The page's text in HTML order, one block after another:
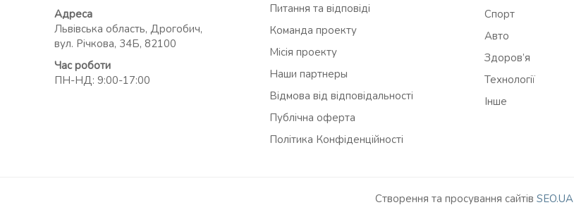
Адреса
Львівська область, Дрогобич,
вул. Річкова, 34Б, 82100
Час роботи
ПН-НД: 9:00-17:00
Питання та відповіді
Команда проекту
Місія проекту
Наши партнеры
Відмова від відповідальності
Публічна оферта
Політика Конфіденційності
Спорт
Авто
Здоров’я
Технології
Інше
Створення та просування сайтів SEO.UA